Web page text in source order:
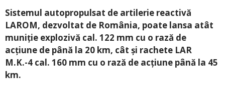
Sistemul autopropulsat de artilerie reactivă
LAROM, dezvoltat de România, poate lansa atât
muniție explozivă cal. 122 mm cu o rază de
acțiune de până la 20 km, cât și rachete LAR
M.K.-4 cal. 160 mm cu o rază de acțiune până la 45
km.